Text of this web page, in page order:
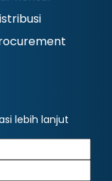
lebih lanjut